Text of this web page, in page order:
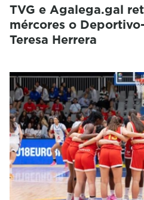
TVG e Agalega.gal
mércores o
Teresa Herrera